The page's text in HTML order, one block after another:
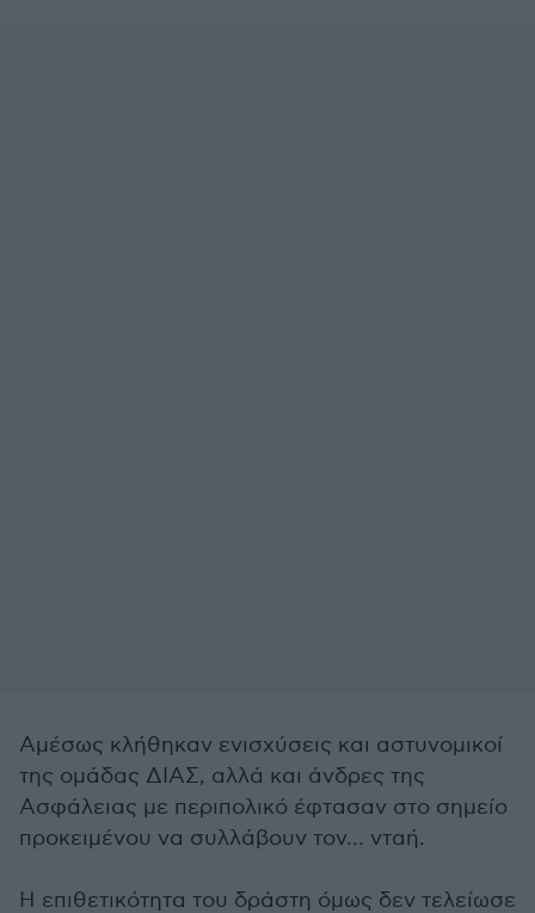
Αμέσως κλήθηκαν ενισχύσεις και αστυνομικοί
της ομάδας ΔΙΑΣ, αλλά και άνδρες της
Ασφάλειας με περιπολικό έφτασαν στο σημείο
προκειμένου να συλλάβουν τον… νταή.
Η επιθετικότητα του δράστη όμως δεν τελείωσε